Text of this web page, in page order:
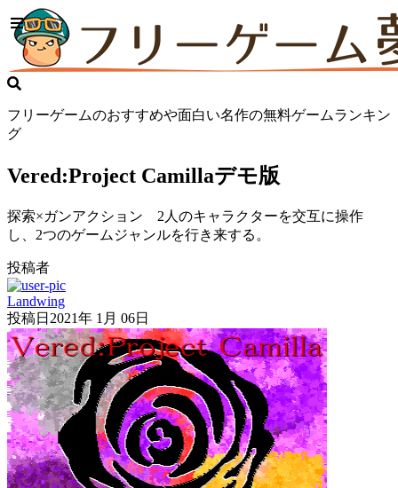
フリーゲームのおすすめや面白い名作の無料ゲームランキン
グ
Vered:Project Camillaデモ版
探索×ガンアクション 2人のキャラクターを交互に操作
し、2つのゲームジャンルを行き来する。
投稿者
Landwing
投稿日 2021年 1月 06日